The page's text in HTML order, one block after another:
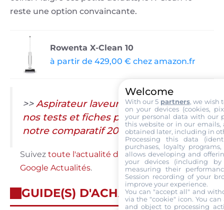
reste une option convaincante.
Rowenta X-Clean 10
à partir de 429,00 € chez amazon.fr
>>Aspirateur laveur : Retrouvez tous
nos tests et fiches produits dans
notre comparatif 2026
Suivez toute l'actualité de Labo Maison sur
Google Actualités.
GUIDE(S) D'ACHAT
Welcome
With our 5 partners, we wish
on your devices (cookies,
your personal data with our
this website or in our emails,
obtained later, including in
Processing this data
purchases, loyalty
allows developing and
your devices (including
measuring their
Session recording of your
improve your experience.
You can "accept all" and
via the "cookie" icon. You
and object to processing